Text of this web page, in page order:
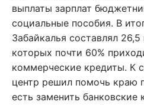
выплаты зарплат
социальные пособия. В
Забайкалья составлял
которых почти 60%
коммерческие кредиты. К
центр решил помочь краю
есть заменить